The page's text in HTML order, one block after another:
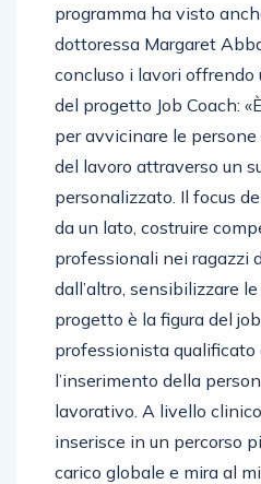
programma ha visto
dottoressa Margaret
concluso i lavori offrendo
del progetto Job Coach:
per avvicinare le
del lavoro attraverso un
personalizzato. Il focus
da un lato, costruire
professionali nei ragazzi
dall’altro, sensibilizzare
progetto è la figura del
professionista
l’inserimento della
lavorativo. A livello
inserisce in un percorso
carico globale e mira al